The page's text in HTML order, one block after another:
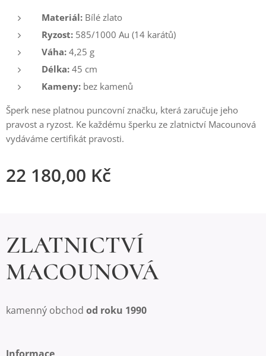
Materiál: Bílé zlato
Ryzost: 585/1000 Au (14 karátů)
Váha: 4,25 g
Délka: 45 cm
Kameny: bez kamenů
Šperk nese platnou puncovní značku, která zaručuje jeho
pravost a ryzost. Ke každému šperku ze zlatnictví Macounová
vydáváme certifikát pravosti.
22 180,00 Kč
ZLATNICTVÍ
MACOUNOVÁ
kamenný obchod od roku 1990